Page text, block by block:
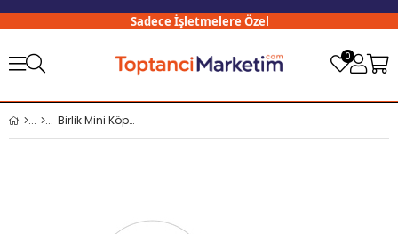
Sadece İşletmelere Özel
0
Birlik Mini Köpük Çubukları Mermaids Deniz Kızı x48 li Paket